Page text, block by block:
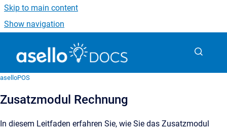
Skip to main content
Show navigation
aselloPOS
Zusatzmodul Rechnung
In diesem Leitfaden erfahren Sie, wie Sie das Zusatzmodul